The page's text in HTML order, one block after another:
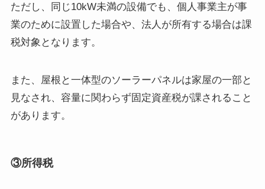
ただし、同じ10kW未満の設備でも、個人事業主が事
業のために設置した場合や、法人が所有する場合は課
税対象となります。
また、屋根と一体型のソーラーパネルは家屋の一部と
見なされ、容量に関わらず固定資産税が課されること
があります。
③所得税